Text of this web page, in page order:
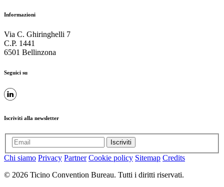
Informazioni
Via C. Ghiringhelli 7
C.P. 1441
6501 Bellinzona
Seguici su
Iscriviti alla newsletter
Iscriviti
Chi siamo Privacy Partner Cookie policy Sitemap Credits
© 2026 Ticino Convention Bureau. Tutti i diritti riservati.